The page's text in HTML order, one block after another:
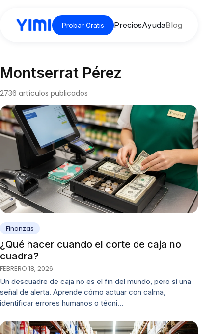
Probar Gratis PreciosAyudaBlog
Montserrat Pérez
2736 artículos publicados
Finanzas
¿Qué hacer cuando el corte de caja no
cuadra?
FEBRERO 18, 2026
Un descuadre de caja no es el fin del mundo, pero sí una
señal de alerta. Aprende cómo actuar con calma,
identificar errores humanos o técni…